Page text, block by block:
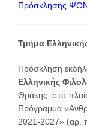
Πρόσκλησης
Τμήμα
Πρόσκληση
Ελληνικής
Θράκης, στο
Πρόγραμμα
2021-2027» (αρ.